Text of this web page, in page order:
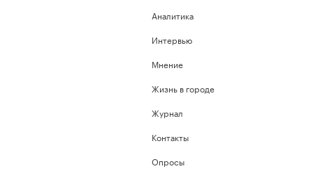
Аналитика
Интервью
Мнение
Жизнь в городе
Журнал
Контакты
Опросы